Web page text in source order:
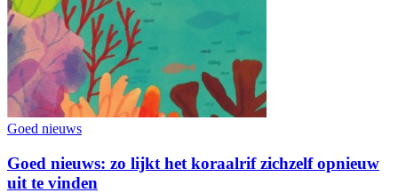
Goed nieuws
Goed nieuws: zo lijkt het koraalrif zichzelf opnieuw
uit te vinden